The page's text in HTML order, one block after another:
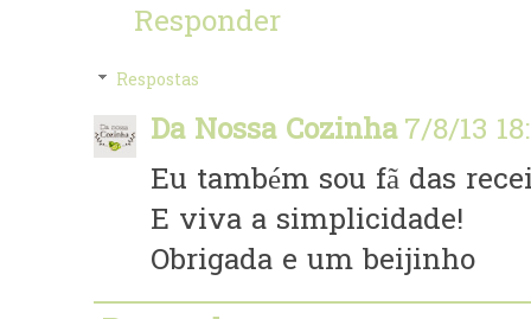
Responder
Respostas
Da Nossa Cozinha7/8/13
Eu também sou fã das
E viva a simplicidade!
Obrigada e um beijinho